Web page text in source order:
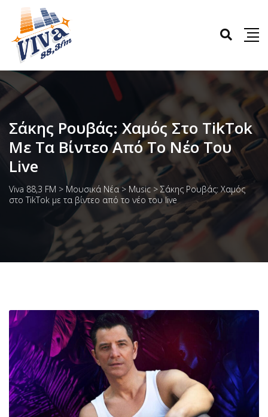
Σάκης Ρουβάς: Χαμός Στο TikTok
Με Τα Βίντεο Από Το Νέο Του
Live
Viva 88,3 FM > Μουσικά Νέα > Music > Σάκης Ρουβάς: Χαμός
στο TikTok με τα βίντεο από το νέο του live